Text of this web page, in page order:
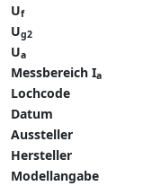
Uf
Ug2
Ua
Messbereich Ia
Lochcode
Datum
Aussteller
Hersteller
Modellangabe